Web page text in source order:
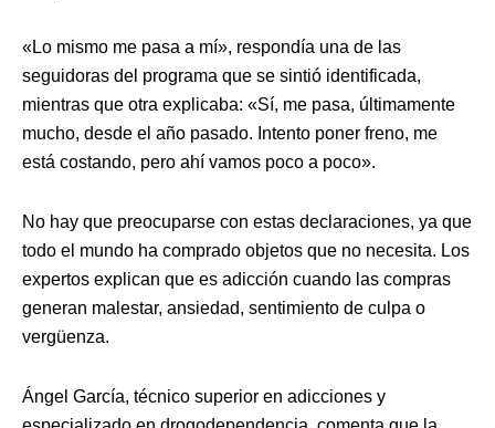
«Lo mismo me pasa a mí», respondía una de las
seguidoras del programa que se sintió identificada,
mientras que otra explicaba: «Sí, me pasa, últimamente
mucho, desde el año pasado. Intento poner freno, me
está costando, pero ahí vamos poco a poco».
No hay que preocuparse con estas declaraciones, ya que
todo el mundo ha comprado objetos que no necesita. Los
expertos explican que es adicción cuando las compras
generan malestar, ansiedad, sentimiento de culpa o
vergüenza.
Ángel García, técnico superior en adicciones y